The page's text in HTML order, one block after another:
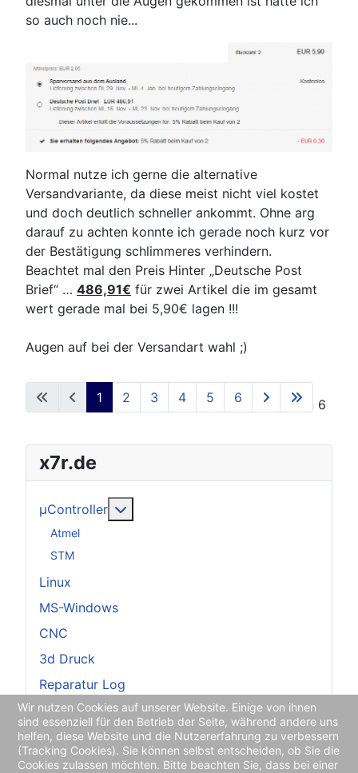
x7r.de
µController
Atmel
STM
Linux
MS-Windows
CNC
3d Druck
Reparatur Log
Allgemeines
so auch noch nie...
Normal nutze ich gerne die alternative
Versandvariante, da diese meist nicht viel kostet
und doch deutlich schneller ankommt. Ohne arg
darauf zu achten konnte ich gerade noch kurz vor
der Bestätigung schlimmeres verhindern.
Beachtet mal den Preis Hinter „Deutsche Post
Brief“ … 486,91€ für zwei Artikel die im gesamt
wert gerade mal bei 5,90€ lagen !!!
Augen auf bei der Versandart wahl ;)
Seite 1 von 6
1 2 3 4 5 6
Wir nutzen Cookies auf unserer Website. Einige von ihnen
sind essenziell für den Betrieb der Seite, während andere uns
helfen, diese Website und die Nutzererfahrung zu verbessern
(Tracking Cookies). Sie können selbst entscheiden, ob Sie die
Cookies zulassen möchten. Bitte beachten Sie, dass bei einer